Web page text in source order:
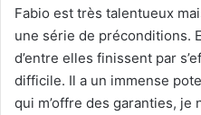
Fabio est très talentueux
une série de préconditions.
d’entre elles finissent par
difficile. Il a un immense
qui m’offre des garanties, je